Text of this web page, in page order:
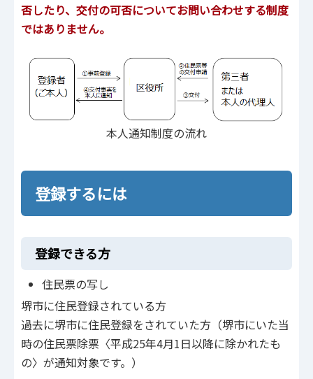
否したり、交付の可否についてお問い合わせする制度
ではありません。
本人通知制度の流れ
登録するには
登録できる方
住民票の写し
堺市に住民登録されている方
過去に堺市に住民登録をされていた方（堺市にいた当
時の住民票除票〈平成25年4月1日以降に除かれたも
の〉が通知対象です。）